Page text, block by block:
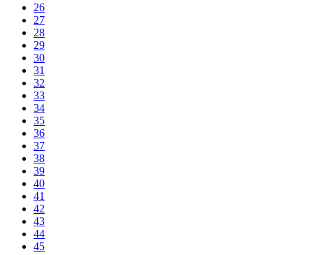
26
27
28
29
30
31
32
33
34
35
36
37
38
39
40
41
42
43
44
45